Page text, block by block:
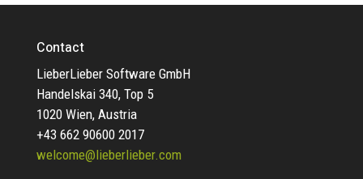
Contact
LieberLieber Software GmbH
Handelskai 340, Top 5
1020 Wien, Austria
+43 662 90600 2017
welcome@lieberlieber.com